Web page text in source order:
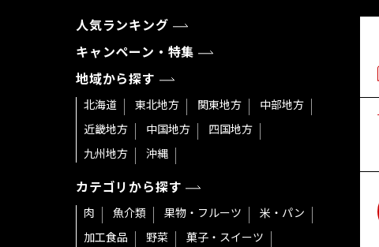
人気ランキング
キャンペーン・特集
地域から探す
北海道 東北地方 関東地方
中部地方
近畿地方
中国地方
四国地方
九州地方
沖縄
カテゴリから探す
肉 魚介類 果物・フルーツ
米・パン
加工食品
野菜 菓子・スイーツ